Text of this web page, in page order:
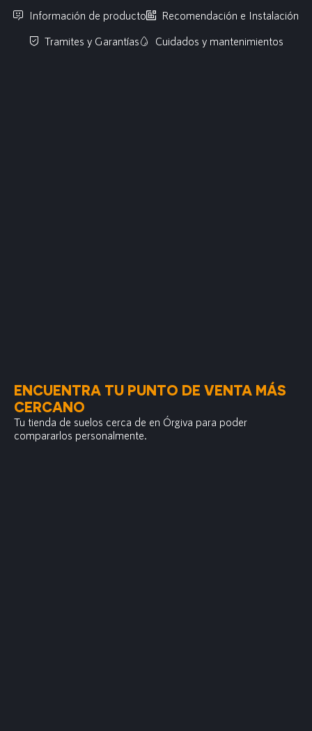
Información de producto
Recomendación e Instalación
Tramites y Garantías
Cuidados y mantenimientos
ENCUENTRA TU PUNTO DE VENTA MÁS
CERCANO
Tu tienda de suelos cerca de en Órgiva para poder
compararlos personalmente.